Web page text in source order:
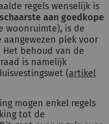
regels wenselijk is
aan goedkope
woonruimte), is de
aangewezen plek voor
Het behoud van de
is namelijk
(artikel
mogen enkel regels
tot de